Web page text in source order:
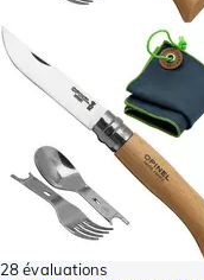
28 évaluations